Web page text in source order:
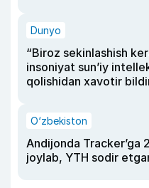
Dunyo
“Biroz sekinlashish
insoniyat sun’iy
qolishidan xavotir
O‘zbekiston
Andijonda Tracker’ga
joylab, YTH sodir